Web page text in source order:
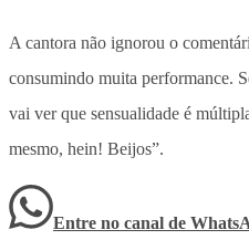
A cantora não ignorou o
consumindo muita performance.
vai ver que sensualidade é
mesmo, hein! Beijos”.
Entre no canal de